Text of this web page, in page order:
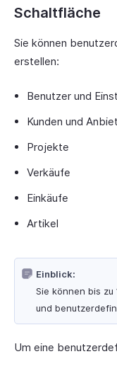
Schaltfläche
Sie können
erstellen:
Benutzer und
Kunden und
Projekte
Verkäufe
Einkäufe
Artikel
Einblick:
Sie können bis
und
Um eine